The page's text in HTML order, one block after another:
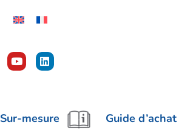
Sur-mesure Guide d’achat